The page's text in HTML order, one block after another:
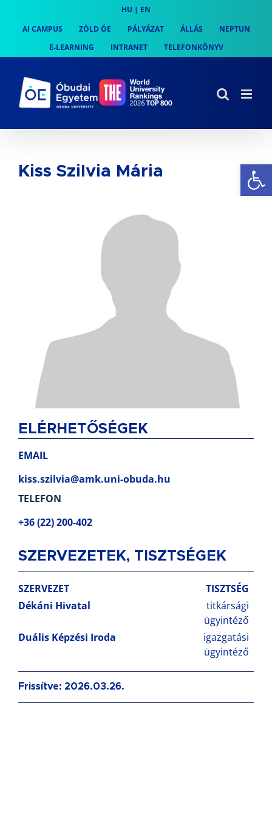
content
HU | EN
AI CAMPUS
ZÖLD ÓE PÁLYÁZAT ÁLLÁS
NEPTUN
E-LEARNING
INTRANET TELEFONKÖNYV
Kiss Szilvia Mária
ELÉRHETŐSÉGEK
EMAIL
kiss.szilvia@amk.uni-obuda.hu
TELEFON
+36 (22) 200-402
SZERVEZETEK, TISZTSÉGEK
SZERVEZET
TISZTSÉG
Dékáni Hivatal
titkársági
ügyintéző
Duális Képzési Iroda
igazgatási
ügyintéző
Frissítve: 2026.03.26.